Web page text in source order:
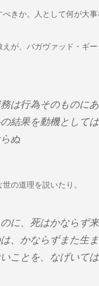
べきか。人として何が大
が、バガヴァッド・ギー
は行為そのものに
結果を動機として
ぬ
の道理を説いたり。
に、死はかならず来
、かならずまた生ま
ことを、なげいては